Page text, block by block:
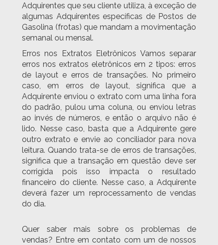
Adquirentes que seu cliente utiliza, à exceção de
algumas Adquirentes específicas de Postos de
Gasolina (frotas) que mandam a movimentação
semanal ou mensal.
Erros nos Extratos Eletrônicos Vamos separar
erros nos extratos eletrônicos em 2 tipos: erros
de layout e erros de transações. No primeiro
caso, em erros de layout, significa que a
Adquirente enviou o extrato com uma linha fora
do padrão, pulou uma coluna, ou enviou letras
ao invés de números, e então o arquivo não é
lido. Nesse caso, basta que a Adquirente gere
outro extrato e envie ao conciliador para nova
leitura. Quando trata-se de erros de transações,
significa que a transação em questão deve ser
corrigida pois isso impacta o resultado
financeiro do cliente. Nesse caso, a Adquirente
deverá fazer um reprocessamento de vendas
do dia.
Quer saber mais sobre os problemas de
vendas? Entre em contato com um de nossos